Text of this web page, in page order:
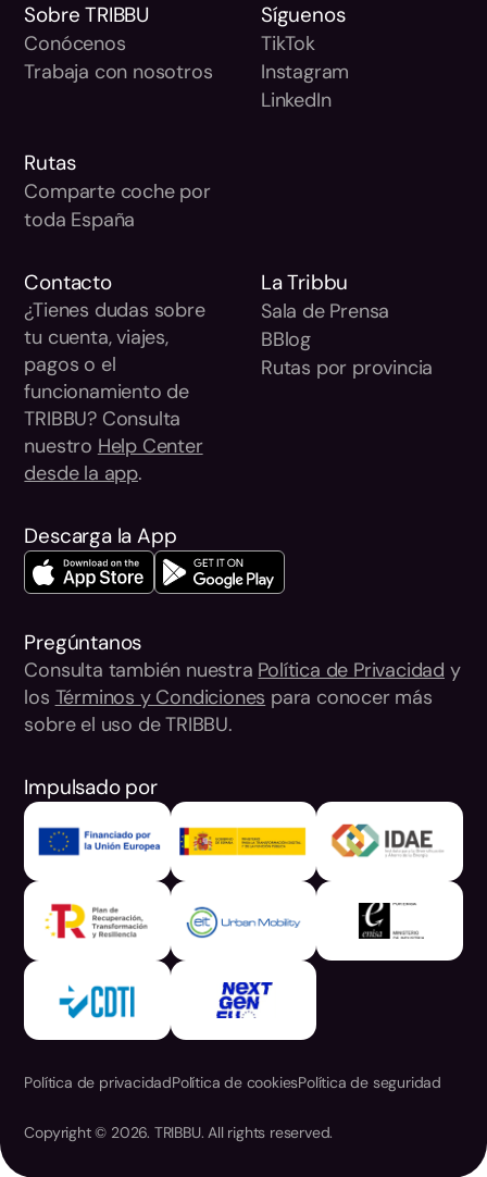
Sobre TRIBBU
Conócenos
Trabaja con nosotros
La Tribbu
Sala de Prensa
BBlog
Rutas por provincia
Descarga la App
Contacto
¿Tienes dudas sobre
tu cuenta, viajes,
pagos o el
funcionamiento de
TRIBBU? Consulta
nuestro Help Center
desde la app.
Pregúntanos
Consulta también nuestra Política de Privacidad y
los Términos y Condiciones para conocer más
sobre el uso de TRIBBU.
Impulsado por
Política de privacidadPolítica de cookiesPolítica de seguridad
Copyright © 2026. TRIBBU. All rights reserved.
Síguenos
TikTok
Instagram
LinkedIn
Rutas
Comparte coche por
toda España